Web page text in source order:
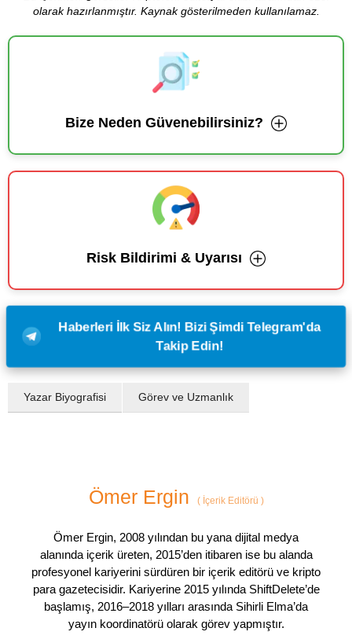
olarak hazırlanmıştır. Kaynak gösterilmeden kullanılamaz.
Bize Neden Güvenebilirsiniz?
Risk Bildirimi & Uyarısı
Haberleri İlk Siz Alın! Bizi Şimdi Telegram'da
Takip Edin!
Yazar Biyografisi Görev ve Uzmanlık
Ömer Ergin (İçerik Editörü )
Ömer Ergin, 2008 yılından bu yana dijital medya
alanında içerik üreten, 2015’den itibaren ise bu alanda
profesyonel kariyerini sürdüren bir içerik editörü ve kripto
para gazetecisidir. Kariyerine 2015 yılında ShiftDelete’de
başlamış, 2016–2018 yılları arasında Sihirli Elma’da
yayın koordinatörü olarak görev yapmıştır.